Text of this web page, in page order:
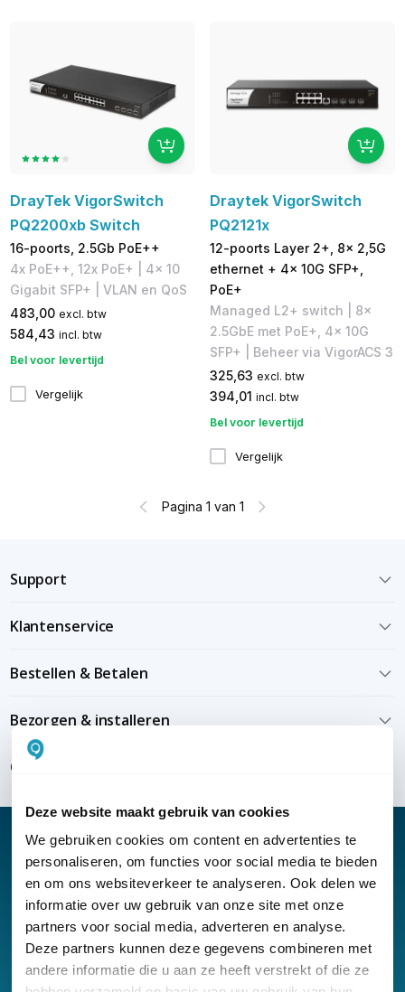
Deze website maakt gebruik van cookies
We gebruiken cookies om content en advertenties te
personaliseren, om functies voor social media te bieden
en om ons websiteverkeer te analyseren. Ook delen we
informatie over uw gebruik van onze site met onze
partners voor social media, adverteren en analyse.
Deze partners kunnen deze gegevens combineren met
andere informatie die u aan ze heeft verstrekt of die ze
DrayTek VigorSwitch
PQ2200xb Switch
16-poorts, 2.5Gb PoE++
4x PoE++, 12x PoE+ | 4x 10
Gigabit SFP+ | VLAN en QoS
483,00 excl. btw
584,43 incl. btw
Bel voor levertijd
Vergelijk
Draytek VigorSwitch
PQ2121x
12-poorts Layer 2+, 8x 2,5G
ethernet + 4x 10G SFP+,
PoE+
Managed L2+ switch | 8x
2.5GbE met PoE+, 4x 10G
SFP+ | Beheer via VigorACS 3
325,63 excl. btw
394,01 incl. btw
Bel voor levertijd
Vergelijk
Pagina 1 van 1
Support
Klantenservice
Bestellen & Betalen
Bezorgen & installeren
Over KommaGo
Nieuwsbrief
Klantenservice